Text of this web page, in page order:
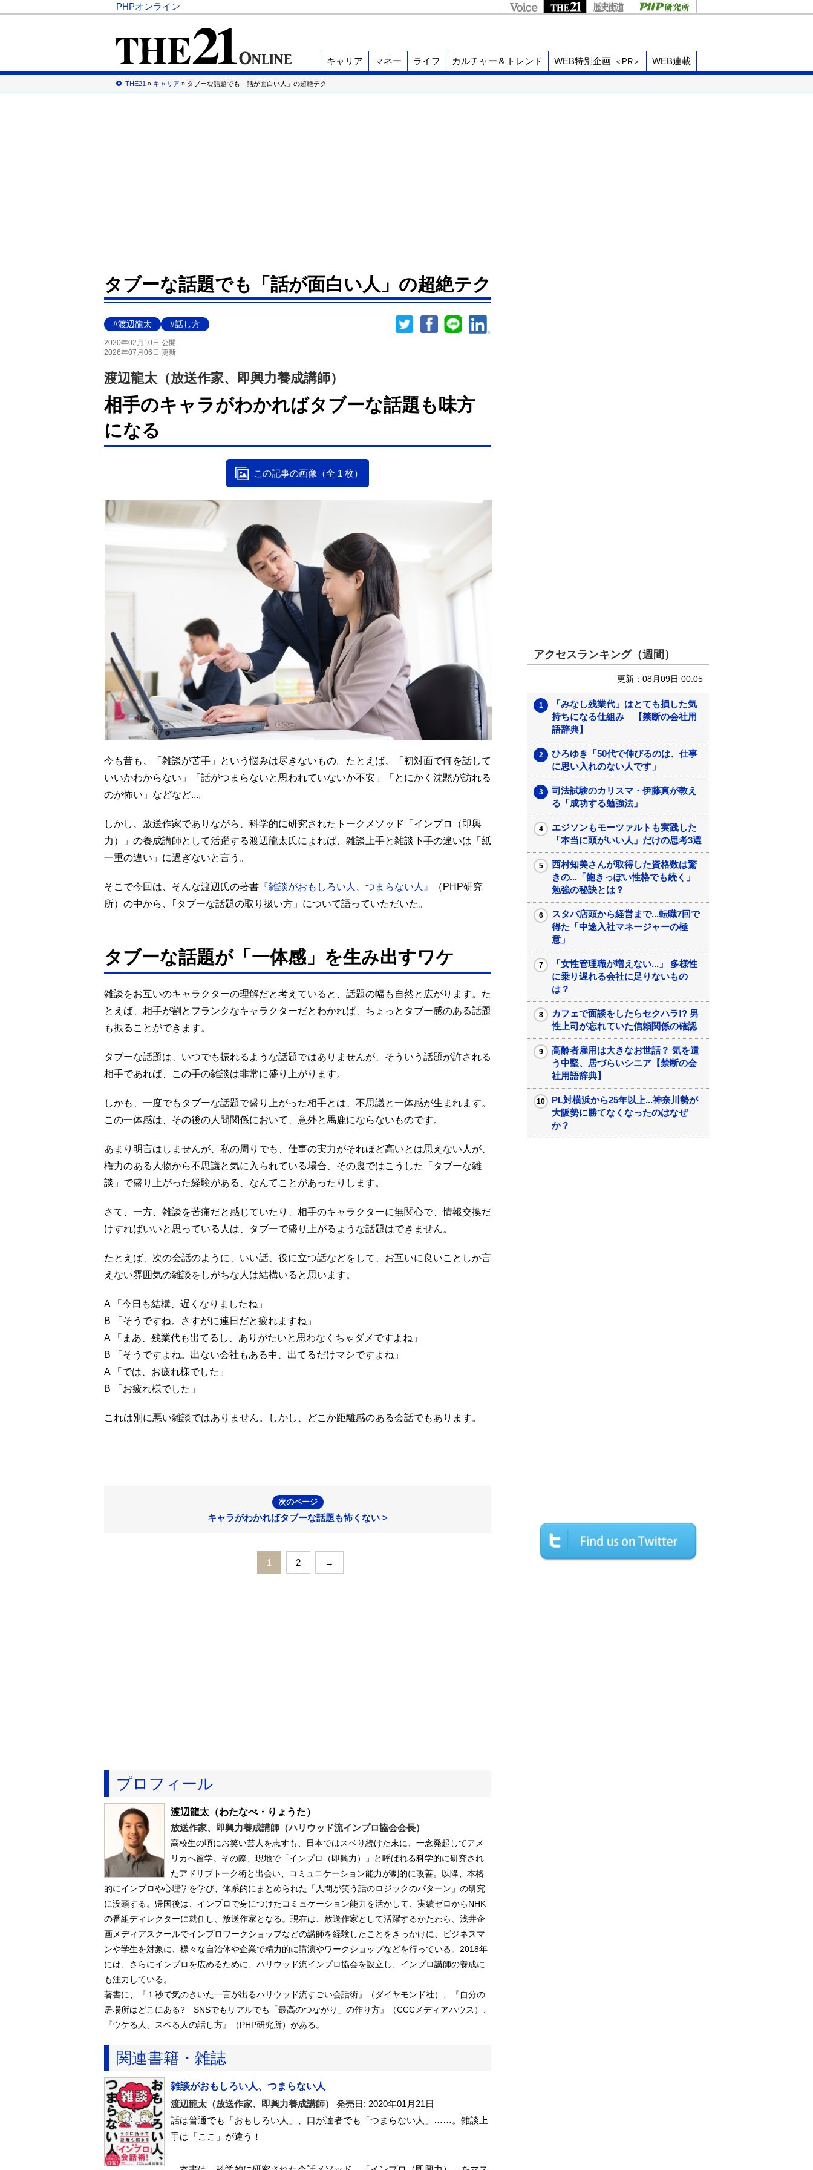
PHPオンライン
キャリア マネー ライフ カルチャー＆トレンド WEB特別企画 ＜PR＞ WEB連載
THE21 » キャリア » タブーな話題でも「話が面白い人」の超絶テク
タブーな話題でも「話が面白い人」の超絶テク
#渡辺龍太 #話し方
2020年02月10日 公開
2026年07月06日 更新
渡辺龍太（放送作家、即興力養成講師）
相手のキャラがわかればタブーな話題も味方
になる
この記事の画像（全 1 枚）
今も昔も、「雑談が苦手」という悩みは尽きないもの。たとえば、「初対面で何を話して
いいかわからない」「話がつまらないと思われていないか不安」「とにかく沈黙が訪れる
のが怖い」などなど...。
しかし、放送作家でありながら、科学的に研究されたトークメソッド「インプロ（即興
力）」の養成講師として活躍する渡辺龍太氏によれば、雑談上手と雑談下手の違いは「紙
一重の違い」に過ぎないと言う。
そこで今回は、そんな渡辺氏の著書 『雑談がおもしろい人、つまらない人』
（PHP研究
所）の中から、｢タブーな話題の取り扱い方」について語っていただいた。
タブーな話題が「一体感」を生み出すワケ
雑談をお互いのキャラクターの理解だと考えていると、話題の幅も自然と広がります。た
とえば、相手が割とフランクなキャラクターだとわかれば、ちょっとタブー感のある話題
も振ることができます。
タブーな話題は、いつでも振れるような話題ではありませんが、そういう話題が許される
相手であれば、この手の雑談は非常に盛り上がります。
しかも、一度でもタブーな話題で盛り上がった相手とは、不思議と一体感が生まれます。
この一体感は、その後の人間関係において、意外と馬鹿にならないものです。
あまり明言はしませんが、私の周りでも、仕事の実力がそれほど高いとは思えない人が、
権力のある人物から不思議と気に入られている場合、その裏ではこうした「タブーな雑
談」で盛り上がった経験がある、なんてことがあったりします。
さて、一方、雑談を苦痛だと感じていたり、相手のキャラクターに無関心で、情報交換だ
けすればいいと思っている人は、タブーで盛り上がるような話題はできません。
たとえば、次の会話のように、いい話、役に立つ話などをして、お互いに良いことしか言
えない雰囲気の雑談をしがちな人は結構いると思います。
A 「今日も結構、遅くなりましたね」
B 「そうですね。さすがに連日だと疲れますね」
A 「まあ、残業代も出てるし、ありがたいと思わなくちゃダメですよね」
B 「そうですよね。出ない会社もある中、出てるだけマシですよね」
A 「では、お疲れ様でした」
B 「お疲れ様でした」
これは別に悪い雑談ではありません。しかし、どこか距離感のある会話でもあります。
次のページ
キャラがわかればタブーな話題も怖くない >
1 2 →
プロフィール
渡辺龍太 （わたなべ・りょうた）
放送作家、即興力養成講師（ハリウッド流インプロ協会会長）
高校生の頃にお笑い芸人を志すも、日本ではスベり続けた末に、一念発起してアメ
リカへ留学。その際、現地で「インプロ（即興力）」と呼ばれる科学的に研究され
たアドリブトーク術と出会い、コミュニケーション能力が劇的に改善。以降、本格
的にインプロや心理学を学び、体系的にまとめられた「人間が笑う話のロジックのパターン」の研究
に没頭する。帰国後は、インプロで身につけたコミュケーション能力を活かして、実績ゼロからNHK
の番組ディレクターに就任し、放送作家となる。現在は、放送作家として活躍するかたわら、浅井企
画メディアスクールでインプロワークショップなどの講師を経験したことをきっかけに、ビジネスマ
ンや学生を対象に、様々な自治体や企業で精力的に講演やワークショップなどを行っている。2018年
には、さらにインプロを広めるために、ハリウッド流インプロ協会を設立し、インプロ講師の養成に
も注力している。
著書に、『１秒で気のきいた一言が出るハリウッド流すごい会話術』（ダイヤモンド社）、『自分の
居場所はどこにある? SNSでもリアルでも「最高のつながり」の作り方』（CCCメディアハウス）、
『ウケる人、スベる人の話し方』（PHP研究所）がある。
関連書籍・雑誌
雑談がおもしろい人、つまらない人
渡辺龍太（放送作家、即興力養成講師）
発売日: 2020年01月21日
話は普通でも「おもしろい人」、口が達者でも「つまらない人」……。雑談上
手は「ここ」が違う！
アクセスランキング（週間）
更新：08月09日 00:05
「みなし残業代」はとても損した気
持ちになる仕組み 【禁断の会社用
語辞典】
ひろゆき「50代で伸びるのは、仕事
に思い入れのない人です」
司法試験のカリスマ・伊藤真が教え
る「成功する勉強法」
エジソンもモーツァルトも実践した
「本当に頭がいい人」だけの思考3選
西村知美さんが取得した資格数は驚
きの...「飽きっぽい性格でも続く」
勉強の秘訣とは？
スタバ店頭から経営まで...転職7回で
得た「中途入社マネージャーの極
意」
「女性管理職が増えない...」 多様性
に乗り遅れる会社に足りないもの
は？
カフェで面談をしたらセクハラ!? 男
性上司が忘れていた信頼関係の確認
高齢者雇用は大きなお世話？ 気を遣
う中堅、居づらいシニア【禁断の会
社用語辞典】
PL対横浜から25年以上...神奈川勢が
大阪勢に勝てなくなったのはなぜ
か？